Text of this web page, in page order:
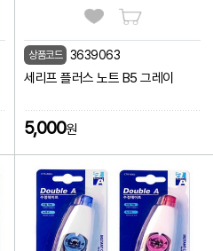
상품코드 3639063
세리프 플러스 노트 B5 그레이
5,000원